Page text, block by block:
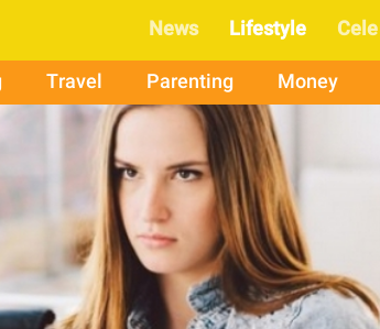
News Lifestyle
Travel Parenting Money